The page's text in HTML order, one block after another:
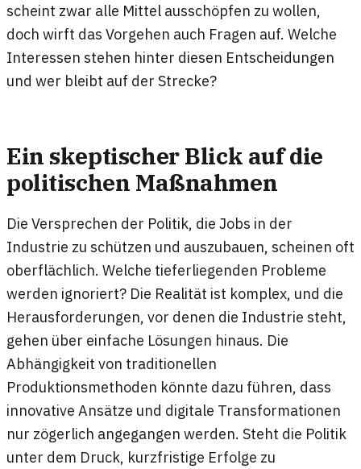
scheint zwar alle Mittel ausschöpfen zu wollen,
doch wirft das Vorgehen auch Fragen auf. Welche
Interessen stehen hinter diesen Entscheidungen
und wer bleibt auf der Strecke?
Ein skeptischer Blick auf die
politischen Maßnahmen
Die Versprechen der Politik, die Jobs in der
Industrie zu schützen und auszubauen, scheinen oft
oberflächlich. Welche tieferliegenden Probleme
werden ignoriert? Die Realität ist komplex, und die
Herausforderungen, vor denen die Industrie steht,
gehen über einfache Lösungen hinaus. Die
Abhängigkeit von traditionellen
Produktionsmethoden könnte dazu führen, dass
innovative Ansätze und digitale Transformationen
nur zögerlich angegangen werden. Steht die Politik
unter dem Druck, kurzfristige Erfolge zu